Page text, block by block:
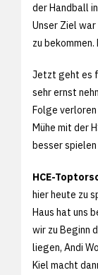
der Handball
Unser Ziel
zu
Jetzt geht es
sehr ernst
Folge
Mühe mit der
besser spielen
HCE-
hier heute zu
Haus hat uns
wir zu Beginn
liegen, Andi
Kiel macht